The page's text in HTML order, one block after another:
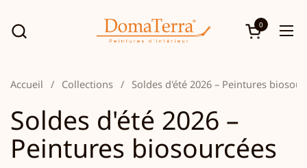
Ouvrir le
0
Accueil / Collections / Soldes d'été 2026 – Peintures
Soldes d'été 2026 –
Peintures biosourcées